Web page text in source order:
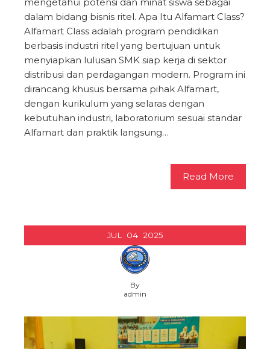
dalam bidang bisnis ritel. Apa Itu Alfamart Class?
Alfamart Class adalah program pendidikan
berbasis industri ritel yang bertujuan untuk
menyiapkan lulusan SMK siap kerja di sektor
distribusi dan perdagangan modern. Program ini
dirancang khusus bersama pihak Alfamart,
dengan kurikulum yang selaras dengan
kebutuhan industri, laboratorium sesuai standar
Alfamart dan praktik langsung…
Read More
JUL 04 2025
By
admin